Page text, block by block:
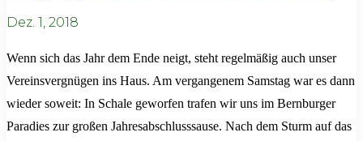
Dez. 1, 2018
Wenn sich das Jahr dem Ende neigt, steht regelmäßig auch unser
Vereinsvergnügen ins Haus. Am vergangenem Samstag war es dann
wieder soweit: In Schale geworfen trafen wir uns im Bernburger
Paradies zur großen Jahresabschlusssause. Nach dem Sturm auf das